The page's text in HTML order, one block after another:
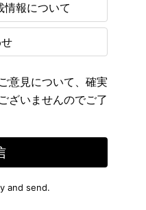
情報について
意見について、確実
ざいませんのでご了
and send.